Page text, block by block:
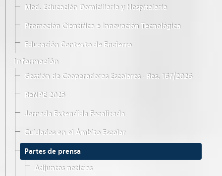
Mod. Educación Domiciliaria y Hospitalaria
Promoción Científica e Innovación Tecnológica
Educación Contexto de Encierro
Información
Gestión de Cooperadoras Escolares · Res. 167/2026
ReNPE 2025
Jornada Extendida Focalizada
Cuidados en el Ámbito Escolar
Partes de prensa
Adjuntos noticias